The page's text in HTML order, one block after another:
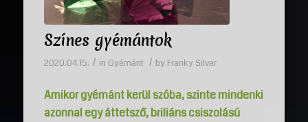
Színes gyémántok
2020.04.15. / in Gyémánt / by Franky Silver
Amikor gyémánt kerül szóba, szinte mindenki
azonnal egy áttetsző, briliáns csiszolású